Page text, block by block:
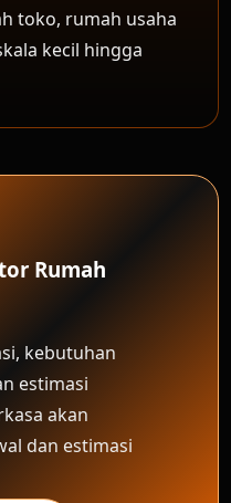
toko, rumah usaha
kecil hingga
Rumah
kebutuhan
estimasi
akan
dan estimasi